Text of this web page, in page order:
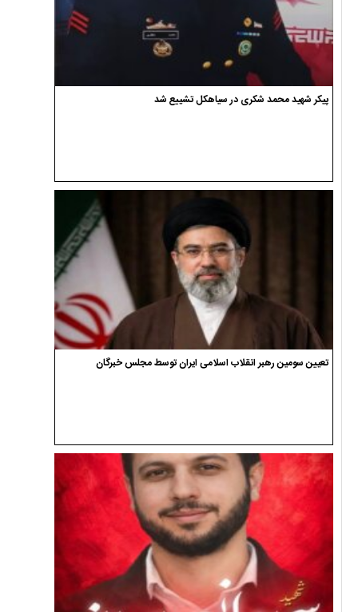
پیکر شهید محمد شکری در سیاهکل تشییع شد
تعیین سومین رهبر انقلاب اسلامی ایران توسط مجلس خبرگان